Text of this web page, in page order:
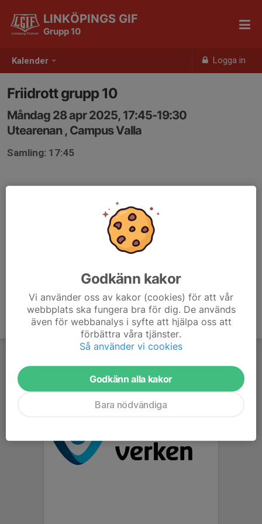
Kalender Logga in
LINKÖPINGS GIF
Grupp 10
Friidrott grupp 10
Måndag 28 apr 2025, 17:45-19:30
Utearenan , Campus Valla
Samling: 17:45
Godkänn kakor
Vi använder oss av kakor (cookies) för att vår
webbplats ska fungera bra för dig. De används
även för webbanalys i syfte att hjälpa oss att
förbättra våra tjänster.
Så använder vi cookies
Godkänn alla kakor
Bara nödvändiga